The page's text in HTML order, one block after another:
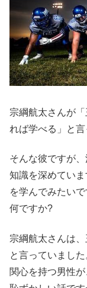
宗綱航太さんが
れば学べる」と言
そんな彼ですが
知識を深めてい
を学んでみたい
何ですか?
宗綱航太さんは
と言っていまし
関心を持つ男性